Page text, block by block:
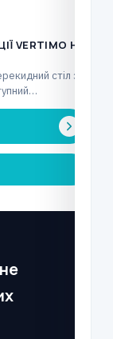
HI-
стіл з